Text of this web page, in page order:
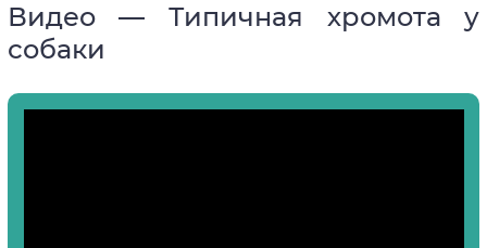
Видео — Типичная хромота у
собаки